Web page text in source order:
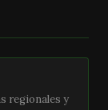
regionales y